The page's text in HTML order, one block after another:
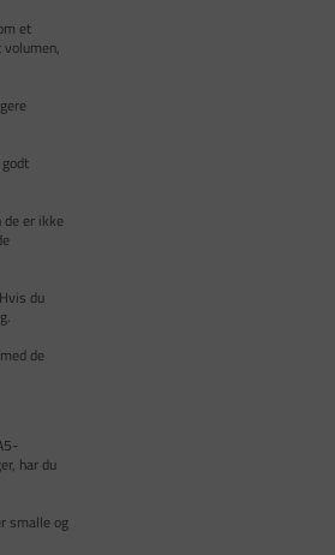
et
er ikke
du
de
har du
smalle og